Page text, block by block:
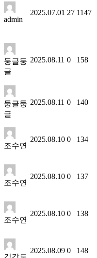
admin
2025.07.01 27 1147
둥글둥
글
2025.08.11 0 158
둥글둥
글
2025.08.11 0 140
조수연
2025.08.10 0 134
조수연
2025.08.10 0 137
조수연
2025.08.10 0 138
2025.08.09 0 148